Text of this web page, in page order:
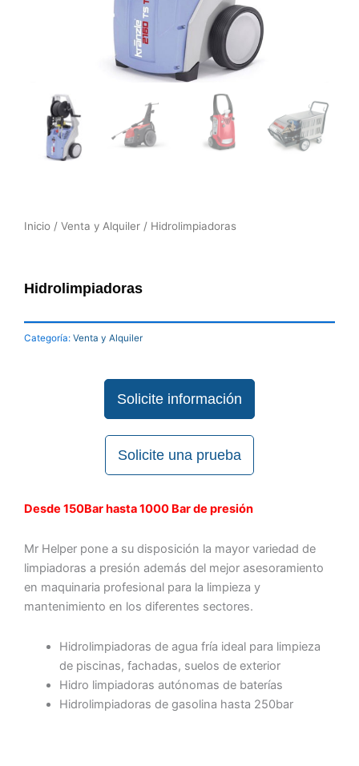
Inicio / Venta y Alquiler / Hidrolimpiadoras
Hidrolimpiadoras
Categoría: Venta y Alquiler
Solicite información
Solicite una prueba
Desde 150Bar hasta 1000 Bar de presión
Mr Helper pone a su disposición la mayor variedad de
limpiadoras a presión además del mejor asesoramiento
en maquinaria profesional para la limpieza y
mantenimiento en los diferentes sectores.
Hidrolimpiadoras de agua fría ideal para limpieza
de piscinas, fachadas, suelos de exterior
Hidro limpiadoras autónomas de baterías
Hidrolimpiadoras de gasolina hasta 250bar